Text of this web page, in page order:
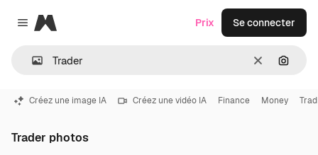
Close menu
Magnific
Effacer
Prix Se connecter
Créez une image IA Créez une vidéo IA Finance Money
Trader photos